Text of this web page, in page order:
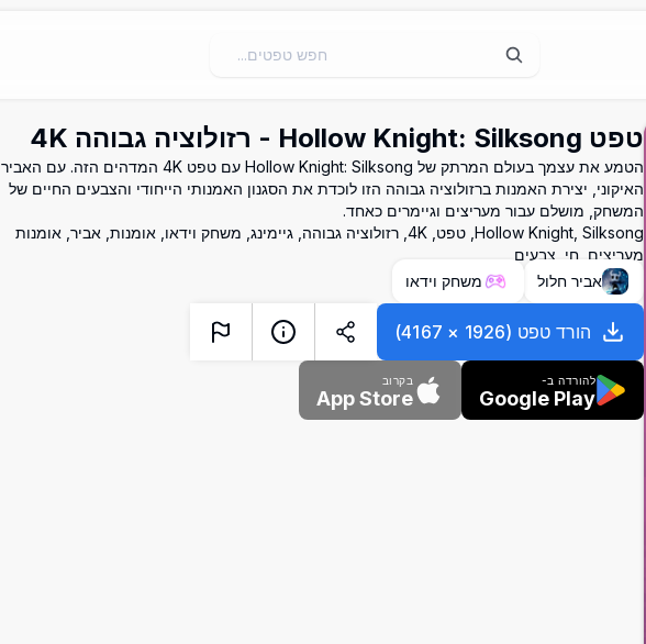
טפט Hollow Knight: Silksong - רזולוציה גבוהה 4K
הטמע את עצמך בעולם המרתק של Hollow Knight: Silksong עם טפט 4K המדהים הזה. עם האביר
האיקוני, יצירת האמנות ברזולוציה גבוהה הזו לוכדת את הסגנון האמנותי הייחודי והצבעים החיים של
המשחק, מושלם עבור מעריצים וגיימרים כאחד.
Hollow Knight, Silksong, טפט, 4K, רזולוציה גבוהה, גיימינג, משחק וידאו, אומנות, אביר, אומנות
מעריצים, חי, צבעים
אביר חלול
משחק וידאו
הורד טפט (
1926
×
4167
)
להורדה ב-
Google Play
בקרוב
App Store